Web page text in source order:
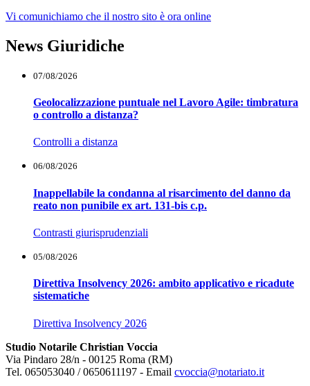
Vi comunichiamo che il nostro sito è ora online
News Giuridiche
07/08/2026
Geolocalizzazione puntuale nel Lavoro Agile: timbratura
o controllo a distanza?
Controlli a distanza
06/08/2026
Inappellabile la condanna al risarcimento del danno da
reato non punibile ex art. 131-bis c.p.
Contrasti giurisprudenziali
05/08/2026
Direttiva Insolvency 2026: ambito applicativo e ricadute
sistematiche
Direttiva Insolvency 2026
Studio Notarile Christian Voccia
Via Pindaro 28/n - 00125 Roma (RM)
Tel. 065053040 / 0650611197 - Email cvoccia@notariato.it